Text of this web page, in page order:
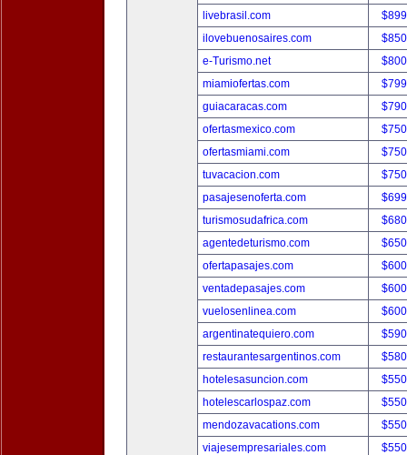
livebrasil.com
ilovebuenosaires.com
e-Turismo.net
miamiofertas.com
guiacaracas.com
ofertasmexico.com
ofertasmiami.com
tuvacacion.com
pasajesenoferta.com
turismosudafrica.com
agentedeturismo.com
ofertapasajes.com
ventadepasajes.com
vuelosenlinea.com
argentinatequiero.com
restaurantesargentinos.com
hotelesasuncion.com
hotelescarlospaz.com
mendozavacations.com
viajesempresariales.com